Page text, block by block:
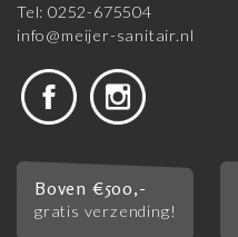
Tel: 0252-675504
info@meijer-sanitair.nl
Boven €500,-
gratis verzending!